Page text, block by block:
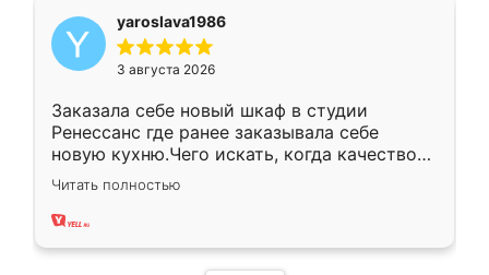
yaroslava1986
3 августа 2026
Заказала себе новый шкаф в студии
Ренессанс где ранее заказывала себе
новую кухню.Чего искать, когда качеством
вполне довольна. Служит кухня уже почти
два года, нареканий нет.
Читать полностью